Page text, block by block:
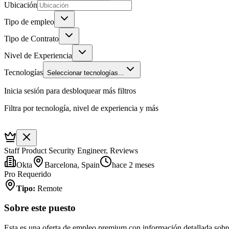
Ubicación
Tipo de empleo
Tipo de Contrato
Nivel de Experiencia
Tecnologías Seleccionar tecnologías...
Inicia sesión para desbloquear más filtros
Filtra por tecnología, nivel de experiencia y más
Staff Product Security Engineer, Reviews
Okta
Barcelona, Spain
hace 2 meses
Pro Requerido
Tipo: Remote
Sobre este puesto